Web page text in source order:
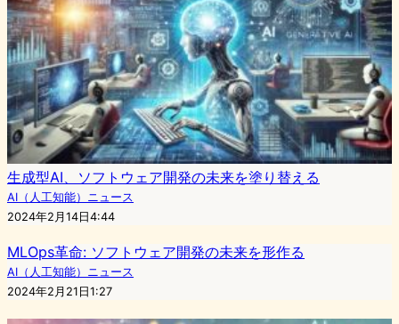
生成型AI、ソフトウェア開発の未来を塗り替える
AI（人工知能）ニュース
2024年2月14日4:44
MLOps革命: ソフトウェア開発の未来を形作る
AI（人工知能）ニュース
2024年2月21日1:27